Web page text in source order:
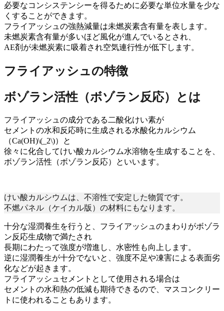
必要なコンシステンシーを得るために必要な単位水量を少な
くすることができます。
フライアッシュの強熱減量は未燃炭素含有量を表します。
未燃炭素含有量が多いほど風化が進んでいるとされ、
AE剤が未燃炭素に吸着され空気連行性が低下します。
フライアッシュの特徴
ボゾラン活性（ボゾラン反応）とは
フライアッシュの成分である二酸化けい素が
セメントの水和反応時に生成される水酸化カルシウム
（Ca(OH)\(_2\)）と
徐々に化合してけい酸カルシウム水溶物を生成することを、
ボゾラン活性（ボゾラン反応）といいます。
けい酸カルシウムは、不溶性で安定した物質です。
不燃パネル（ケイカル版）の材料にもなります。
十分な湿潤養生を行うと、フライアッシュのまわりがボゾラ
ン反応生成物で満たされ
長期にわたって強度が増進 し、水密性も向上します。
逆に湿潤養生が十分でないと、強度不足や凍害による表面劣
化などが起きます。
フライアッシュセメントとして使用される場合は
セメントの水和熱の低減も期待できるので、マスコンクリー
トに使われることもあります。